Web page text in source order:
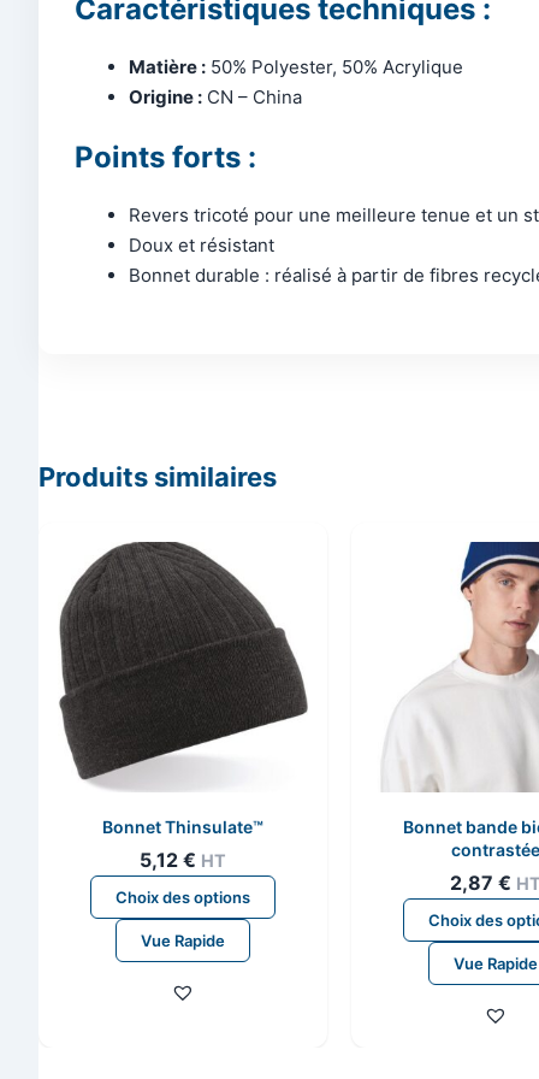
Caractéristiques techniques :
Matière : 50% Polyester, 50% Acrylique
Origine : CN – China
Points forts :
Revers tricoté pour une meilleure tenue et un
Doux et résistant
Bonnet durable : réalisé à partir de fibres
Produits similaires
Bonnet Thinsulate™
5,12 € HT
Choix des options
Ce
produit
Vue Rapide
Bonnet bande
contrastée
2,87 € HT
Choix des
Vue Rapide